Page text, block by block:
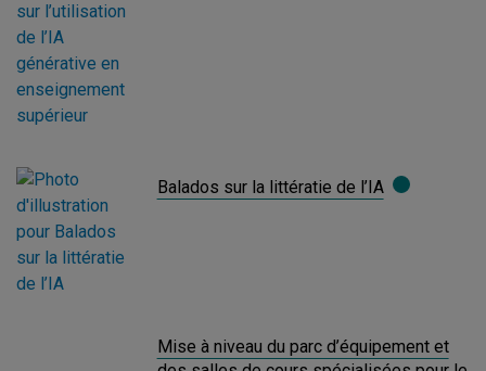
Balados sur la littératie de l’IA
Mise à niveau du parc d’équipement et